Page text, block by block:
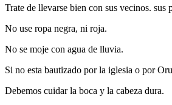
Trate de llevarse bien con sus vecinos.
No use ropa negra, ni roja.
No se moje con agua de lluvia.
Si no esta bautizado por la iglesia o por
Debemos cuidar la boca y la cabeza dura.